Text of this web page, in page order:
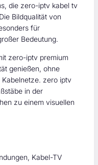
die zero-iptv kabel tv
Bildqualität von
für
Bedeutung.
zero-iptv premium
genießen, ohne
zero iptv
in der
zu einem visuellen
Kabel-TV